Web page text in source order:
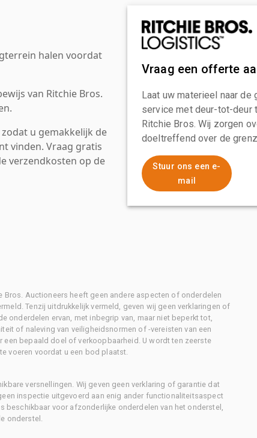
halen voordat
van Ritchie Bros.
u gemakkelijk de
vinden. Vraag gratis
verzendkosten op de
Vraag een offerte
Laat uw materieel naar
service met deur-tot-deur
Ritchie Bros. Wij zorgen
doeltreffend over de
Stuur ons een e-
mail
Auctioneers heeft geen andere aspecten of onderdelen
Tenzij uitdrukkelijk vermeld, geven wij geen verklaringen of
ervan, met inbegrip van, maar niet beperkt tot,
of naleving van veiligheidsnormen of -vereisten van een
bepaald doel of verkoopbaarheid. U wordt ten zeerste
voeren voordat u een bod plaatst.
versnellingen. Wij geven geen verklaring of garantie dat
inspectie uitgevoerd aan enig ander functionaliteitsaspect
voor afzonderlijke onderdelen van het onderstel,
onderstel.